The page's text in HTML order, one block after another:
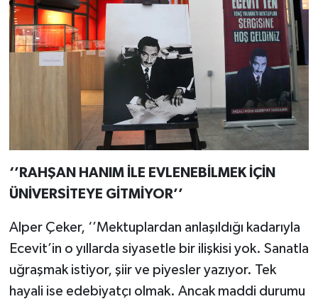
‘’RAHŞAN HANIM İLE EVLENEBİLMEK İÇİN
ÜNİVERSİTEYE GİTMİYOR’’
Alper Çeker, ‘’Mektuplardan anlaşıldığı kadarıyla
Ecevit’in o yıllarda siyasetle bir ilişkisi yok. Sanatla
uğraşmak istiyor, şiir ve piyesler yazıyor. Tek
hayali ise edebiyatçı olmak. Ancak maddi durumu